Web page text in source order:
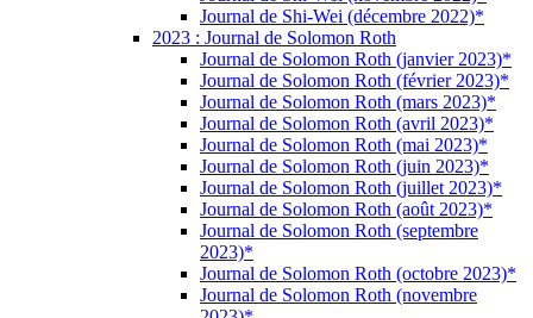
Journal de Shi-Wei (décembre 2022)*
2023 : Journal de Solomon Roth
Journal de Solomon Roth (janvier 2023)*
Journal de Solomon Roth (février 2023)*
Journal de Solomon Roth (mars 2023)*
Journal de Solomon Roth (avril 2023)*
Journal de Solomon Roth (mai 2023)*
Journal de Solomon Roth (juin 2023)*
Journal de Solomon Roth (juillet 2023)*
Journal de Solomon Roth (août 2023)*
Journal de Solomon Roth (septembre
2023)*
Journal de Solomon Roth (octobre 2023)*
Journal de Solomon Roth (novembre